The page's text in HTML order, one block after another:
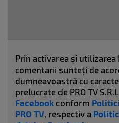
Prin activarea și
comentarii sunteți de
dumneavoastră cu
prelucrate de PRO TV
Facebook conform
PRO TV, respectiv a